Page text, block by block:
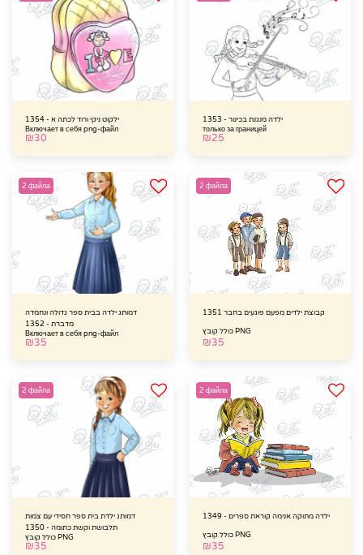
ילקוט ניקי ורוד לכתה א - 1354
Включает в себя png-файл
₪30
ילדה מנגנת בכינור - 1353
только за границей
₪25
2 файла
דמותג ילדה בבית ספר גדולה ונחמדה
מדברת - 1352
Включает в себя png-файл
₪35
2 файла
קבוצת ילדים מפעם פוגעים בחבר 1351
כולל קובץ PNG
₪35
2 файла
דמותג ילדת בית ספר חסידי עם צמות
תלבושת וקשת כתומה - 1350
כולל קובץ PNG
₪35
2 файла
ילדה מתוקה אנימה קוראת ספרים - 1349
כולל קובץ PNG
₪35